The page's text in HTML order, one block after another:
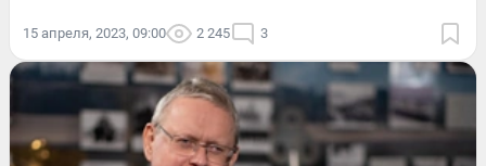
15 апреля, 2023, 09:00 2 245 3